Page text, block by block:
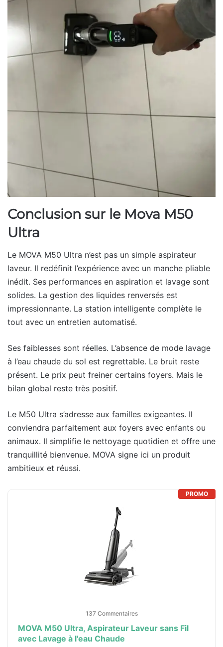
Conclusion sur le Mova M50
Ultra
Le MOVA M50 Ultra n’est pas un simple aspirateur
laveur. Il redéfinit l’expérience avec un manche pliable
inédit. Ses performances en aspiration et lavage sont
solides. La gestion des liquides renversés est
impressionnante. La station intelligente complète le
tout avec un entretien automatisé.
Ses faiblesses sont réelles. L’absence de mode lavage
à l’eau chaude du sol est regrettable. Le bruit reste
présent. Le prix peut freiner certains foyers. Mais le
bilan global reste très positif.
Le M50 Ultra s’adresse aux familles exigeantes. Il
conviendra parfaitement aux foyers avec enfants ou
animaux. Il simplifie le nettoyage quotidien et offre une
tranquillité bienvenue. MOVA signe ici un produit
ambitieux et réussi.
PROMO
137 Commentaires
MOVA M50 Ultra, Aspirateur Laveur sans Fil
avec Lavage à l'eau Chaude